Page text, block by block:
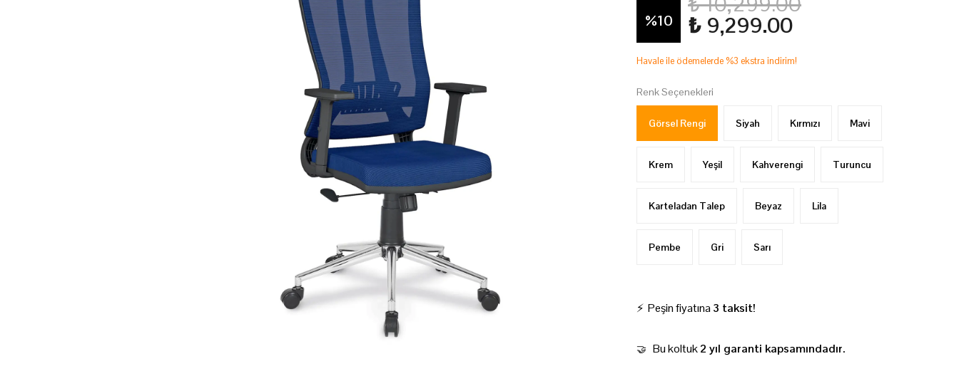
%10 ₺ 9,299.00
Havale ile ödemelerde %3 ekstra indirim!
Renk Seçenekleri
Görsel Rengi Siyah Kırmızı Mavi
Krem Yeşil Kahverengi Turuncu
Karteladan Talep Beyaz Lila
Pembe Gri Sarı
⚡ Peşin fiyatına 3 taksit!
🤝 Bu koltuk2 yıl garanti kapsamındadır.